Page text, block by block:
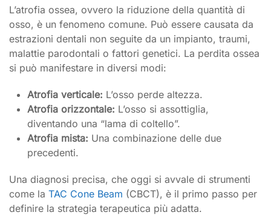
L’atrofia ossea, ovvero la riduzione della quantità di
osso, è un fenomeno comune. Può essere causata da
estrazioni dentali non seguite da un impianto, traumi,
malattie parodontali o fattori genetici. La perdita ossea
si può manifestare in diversi modi:
Atrofia verticale: L’osso perde altezza.
Atrofia orizzontale: L’osso si assottiglia,
diventando una “lama di coltello”.
Atrofia mista: Una combinazione delle due
precedenti.
Una diagnosi precisa, che oggi si avvale di strumenti
come la TAC Cone Beam (CBCT), è il primo passo per
definire la strategia terapeutica più adatta.